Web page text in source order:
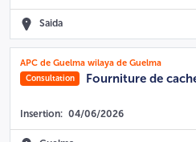
Saida
APC de Guelma wilaya de Guelma
Consultation Fourniture de
Insertion: 04/06/2026